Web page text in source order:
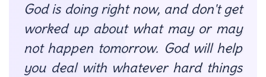
God is doing right now, and don't get
worked up about what may or may
not happen tomorrow. God will help
you deal with whatever hard things